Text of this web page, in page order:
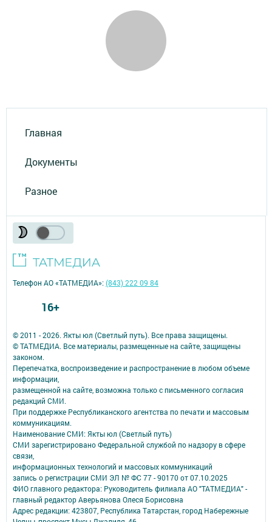
Главная
Документы
Разное
© 2011 - 2026. Якты юл (Светлый путь). Все права защищены.
© ТАТМЕДИА. Все материалы, размещенные на сайте, защищены
законом.
Перепечатка, воспроизведение и распространение в любом объеме
информации,
размещенной на сайте, возможна только с письменного согласия
редакций СМИ.
При поддержке Республиканского агентства по печати и массовым
коммуникациям.
Наименование СМИ: Якты юл (Светлый путь)
СМИ зарегистрировано Федеральной службой по надзору в сфере
связи,
информационных технологий и массовых коммуникаций
запись о регистрации СМИ ЭЛ № ФС 77 - 90170 от 07.10.2025
ФИО главного редактора: Руководитель филиала АО "ТАТМЕДИА" -
главный редактор Аверьянова Олеся Борисовна
Адрес редакции: 423807, Республика Татарстан, город Набережные
Телефон АО «ТАТМЕДИА»:(843) 222 09 84
16+